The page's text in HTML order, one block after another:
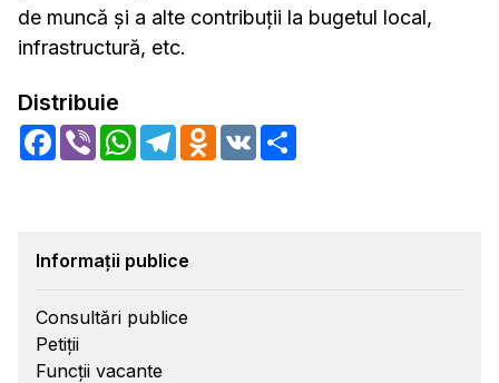
de muncă și a alte contribuții la bugetul local,
infrastructură, etc.
Distribuie
Facebook
Viber WhatsApp
TelegramOdnoklassniki
VK
Informații publice
Consultări publice
Petiții
Funcții vacante